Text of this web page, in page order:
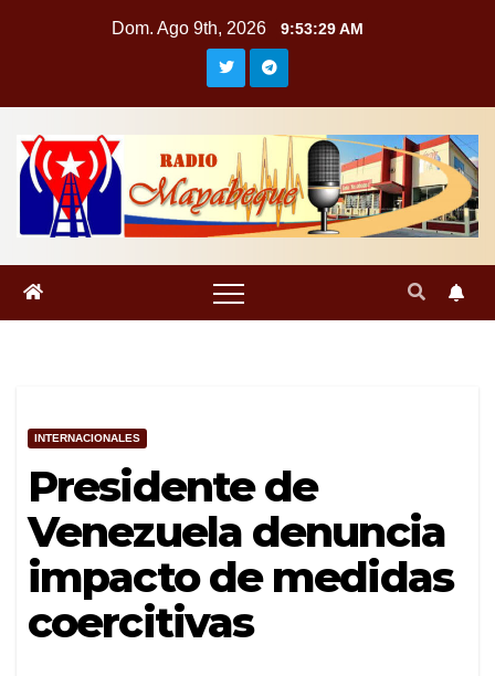
Dom. Ago 9th, 2026 9:53:29 AM
INTERNACIONALES
Presidente de
Venezuela denuncia
impacto de medidas
coercitivas